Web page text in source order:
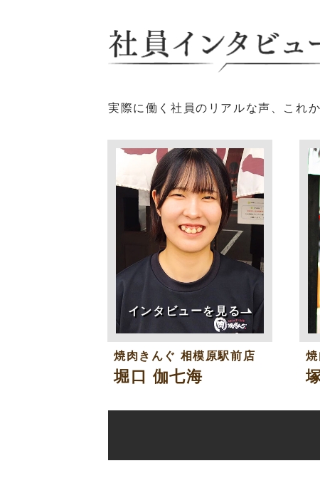
実際に働く社員のリアルな声、これ
インタビューを見る
焼肉きんぐ 相模原駅前店
堀口 伽七海